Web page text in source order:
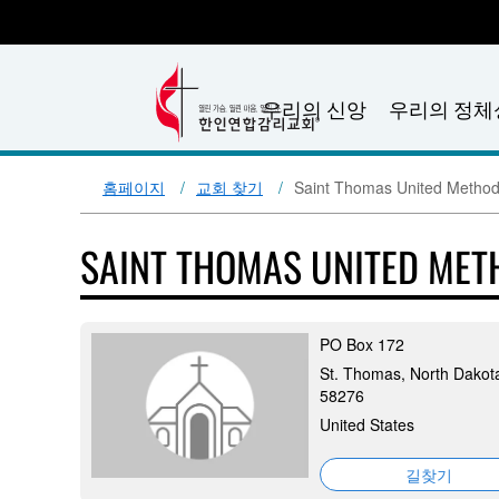
우리의 신앙 우리의 정체
홈페이지 교회 찾기 Saint Thomas United
SAINT THOMAS UNITED
PO Box 172
St. Thomas, North
58276
United States
길찾기